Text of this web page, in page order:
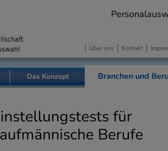
Über uns Kontakt
Das Konzept Branchen und
für
Berufe